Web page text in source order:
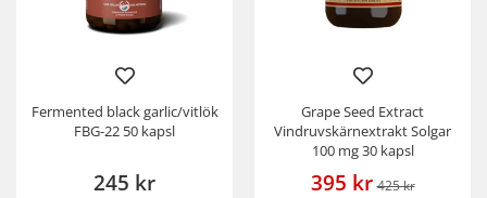
Fermented black garlic/vitlök
FBG-22 50 kapsl
245 kr
Grape Seed Extract
Vindruvskärnextrakt Solgar
100 mg 30 kapsl
395 kr 425 kr